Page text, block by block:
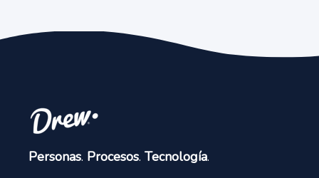
Personas. Procesos. Tecnología.